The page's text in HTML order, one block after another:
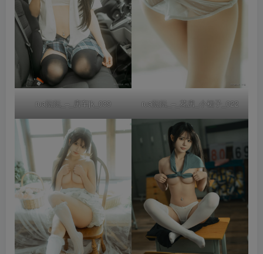
rua阮阮_–_房车jk_039 rua阮阮_–_花房_小裙子_022